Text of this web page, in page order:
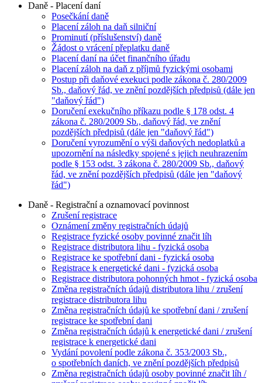
Daně - Placení daní
Posečkání daně
Placení záloh na daň silniční
Prominutí (příslušenství) daně
Žádost o vrácení přeplatku daně
Placení daní na účet finančního úřadu
Placení záloh na daň z příjmů fyzickými osobami
Postup při daňové exekuci podle zákona č. 280/2009
Sb., daňový řád, ve znění pozdějších předpisů (dále jen
"daňový řád")
Doručení exekučního příkazu podle § 178 odst. 4
zákona č. 280/2009 Sb., daňový řád, ve znění
pozdějších předpisů (dále jen "daňový řád")
Doručení vyrozumění o výši daňových nedoplatků a
upozornění na následky spojené s jejich neuhrazením
podle § 153 odst. 3 zákona č. 280/2009 Sb., daňový
řád, ve znění pozdějších předpisů (dále jen "daňový
řád")
Daně - Registrační a oznamovací povinnost
Zrušení registrace
Oznámení změny registračních údajů
Registrace fyzické osoby povinné značit líh
Registrace distributora lihu - fyzická osoba
Registrace ke spotřební dani - fyzická osoba
Registrace k energetické dani - fyzická osoba
Registrace distributora pohonných hmot - fyzická osoba
Změna registračních údajů distributora lihu / zrušení
registrace distributora lihu
Změna registračních údajů ke spotřební dani / zrušení
registrace ke spotřební dani
Změna registračních údajů k energetické dani / zrušení
registrace k energetické dani
Vydání povolení podle zákona č. 353/2003 Sb.,
o spotřebních daních, ve znění pozdějších předpisů
Změna registračních údajů osoby povinné značit líh /